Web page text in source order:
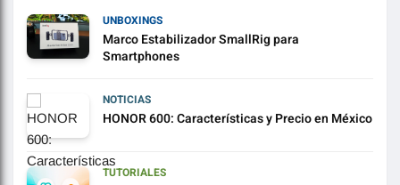
UNBOXINGS
Marco Estabilizador SmallRig para
Smartphones
NOTICIAS
HONOR 600: Características y Precio en México
TUTORIALES